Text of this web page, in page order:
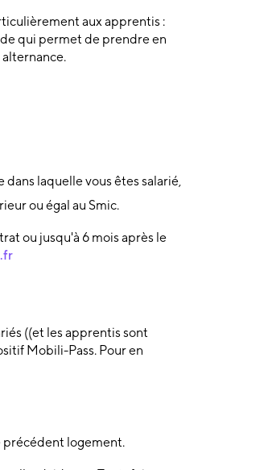
aux apprentis :
qui permet de prendre en
laquelle vous êtes salarié,
ou égal au Smic.
ou jusqu'à 6 mois après le
((et les apprentis sont
Mobili-Pass. Pour en
précédent logement.